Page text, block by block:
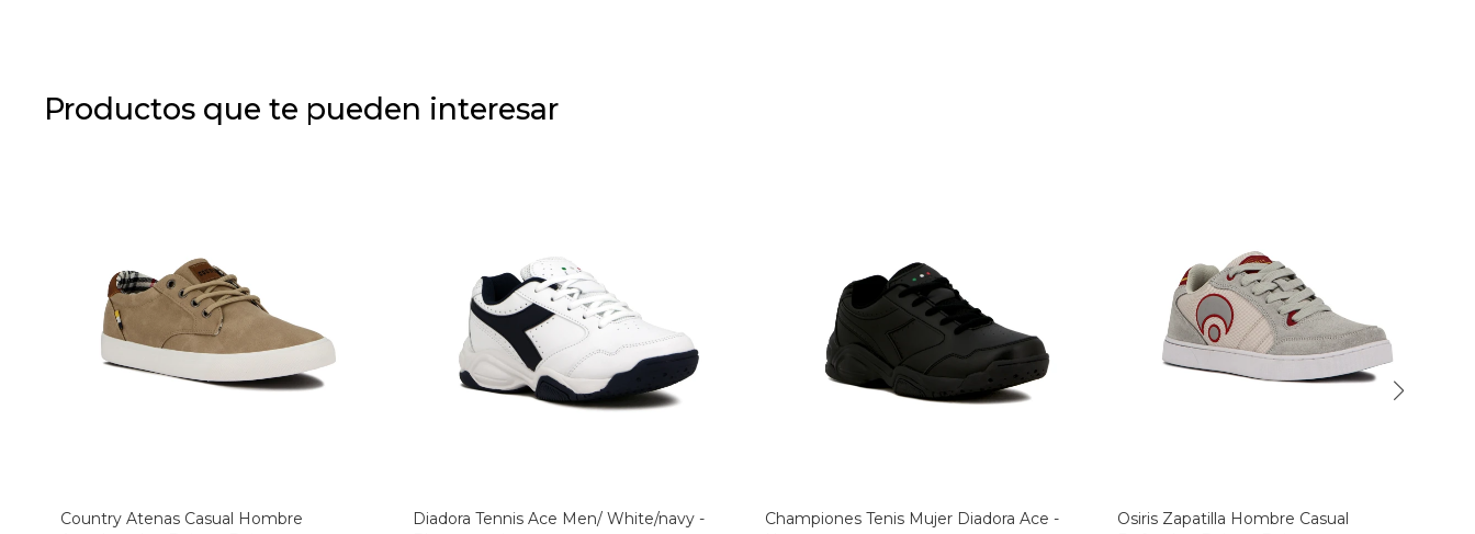
Productos que te pueden interesar
Country Atenas Casual Hombre
Diadora Tennis Ace Men/ White/navy -
Championes Tenis Mujer Diadora Ace -
Osiris Zapatilla Hombre Casual